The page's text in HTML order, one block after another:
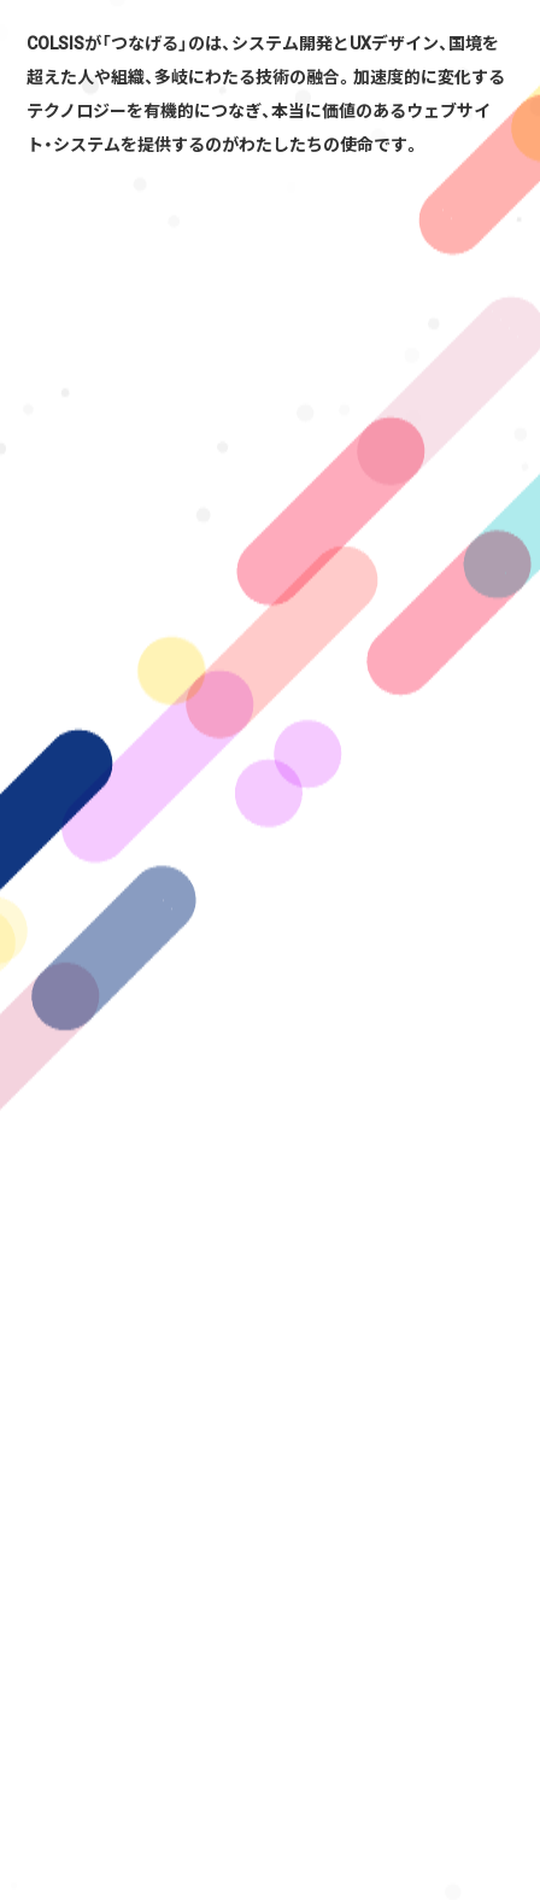
COLSISが「つなげる」のは、システム開発とUXデザイン、国境を
超えた人や組織、多岐にわたる技術の融合。加速度的に変化する
テクノロジーを有機的につなぎ、本当に価値のあるウェブサイ
ト・システムを提供するのがわたしたちの使命です。